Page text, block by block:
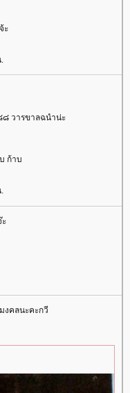
ะ
วารขาลฉนำน่ะ
ก้าบ
คลนะคะกวี